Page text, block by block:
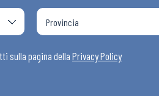
sulla pagina della Privacy Policy